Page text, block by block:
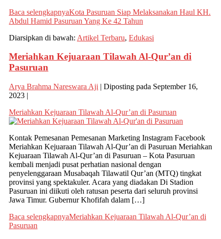
Baca selengkapnyaKota Pasuruan Siap Melaksanakan Haul KH.
Abdul Hamid Pasuruan Yang Ke 42 Tahun
Diarsipkan di bawah: Artikel Terbaru, Edukasi
Meriahkan Kejuaraan Tilawah Al-Qur’an di
Pasuruan
Arya Brahma Nareswara Aji | Diposting pada September 16,
2023 |
Meriahkan Kejuaraan Tilawah Al-Qur’an di Pasuruan
Kontak Pemesanan Pemesanan Marketing Instagram Facebook
Meriahkan Kejuaraan Tilawah Al-Qur’an di Pasuruan Meriahkan
Kejuaraan Tilawah Al-Qur’an di Pasuruan – Kota Pasuruan
kembali menjadi pusat perhatian nasional dengan
penyelenggaraan Musabaqah Tilawatil Qur’an (MTQ) tingkat
provinsi yang spektakuler. Acara yang diadakan Di Stadion
Pasuruan ini diikuti oleh ratusan peserta dari seluruh provinsi
Jawa Timur. Gubernur Khofifah dalam […]
Baca selengkapnyaMeriahkan Kejuaraan Tilawah Al-Qur’an di
Pasuruan